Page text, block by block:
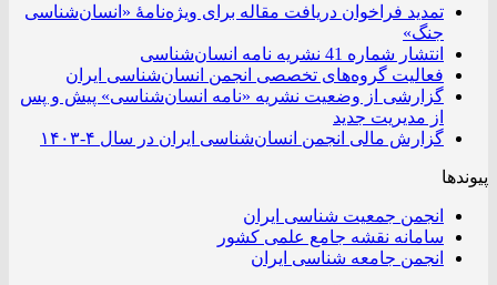
تمدید فراخوان دریافت مقاله برای ویژه‌نامۀ «انسان‌شناسی
جنگ»
انتشار شماره 41 نشریه نامه انسان‌شناسی
فعالیت گروه‌های تخصصی انجمن انسان‌شناسی ایران
گزارشی از وضعیت نشریه «نامه انسان‌شناسی» پیش و پس
از مدیریت جدید
گزارش مالی انجمن انسان‌شناسی ایران در سال ۴-۱۴۰۳
پیوندها
انجمن جمعیت شناسی ایران
سامانه نقشه جامع علمی کشور
انجمن جامعه شناسی ایران